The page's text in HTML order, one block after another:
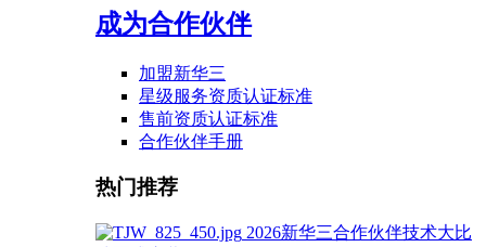
成为合作伙伴
加盟新华三
星级服务资质认证标准
售前资质认证标准
合作伙伴手册
热门推荐
2026新华三合作伙伴技术大比